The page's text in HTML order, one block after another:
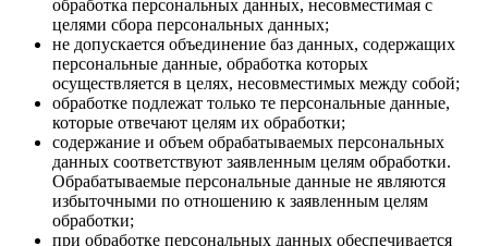
обработка персональных данных, несовместимая с
целями сбора персональных данных;
не допускается объединение баз данных, содержащих
персональные данные, обработка которых
осуществляется в целях, несовместимых между собой;
обработке подлежат только те персональные данные,
которые отвечают целям их обработки;
содержание и объем обрабатываемых персональных
данных соответствуют заявленным целям обработки.
Обрабатываемые персональные данные не являются
избыточными по отношению к заявленным целям
обработки;
при обработке персональных данных обеспечивается